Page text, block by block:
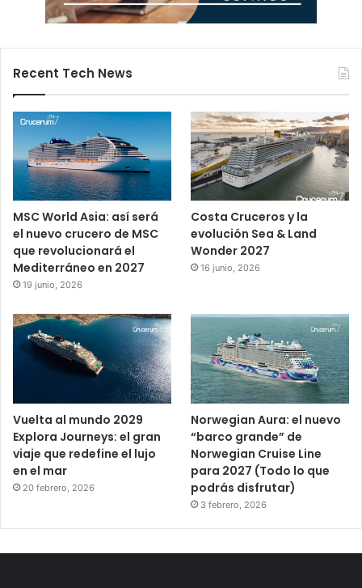
Recent Tech News
MSC World Asia: así será
el nuevo crucero de MSC
que revolucionará el
Mediterráneo en 2027
19 junio, 2026
Costa Cruceros y la
evolución Sea & Land
Wonder 2027
16 junio, 2026
Vuelta al mundo 2029
Explora Journeys: el gran
viaje que redefine el lujo
en el mar
20 febrero, 2026
Norwegian Aura: el nuevo
“barco grande” de
Norwegian Cruise Line
para 2027 (Todo lo que
podrás disfrutar)
3 febrero, 2026